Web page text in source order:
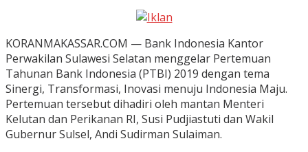
KORANMAKASSAR.COM — Bank Indonesia Kantor
Perwakilan Sulawesi Selatan menggelar Pertemuan
Tahunan Bank Indonesia (PTBI) 2019 dengan tema
Sinergi, Transformasi, Inovasi menuju Indonesia Maju.
Pertemuan tersebut dihadiri oleh mantan Menteri
Kelutan dan Perikanan RI, Susi Pudjiastuti dan Wakil
Gubernur Sulsel, Andi Sudirman Sulaiman.